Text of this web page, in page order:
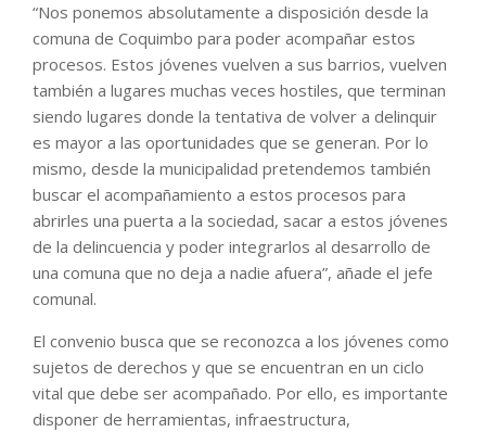
“Nos ponemos absolutamente a disposición desde la
comuna de Coquimbo para poder acompañar estos
procesos. Estos jóvenes vuelven a sus barrios, vuelven
también a lugares muchas veces hostiles, que terminan
siendo lugares donde la tentativa de volver a delinquir
es mayor a las oportunidades que se generan. Por lo
mismo, desde la municipalidad pretendemos también
buscar el acompañamiento a estos procesos para
abrirles una puerta a la sociedad, sacar a estos jóvenes
de la delincuencia y poder integrarlos al desarrollo de
una comuna que no deja a nadie afuera”, añade el jefe
comunal.
El convenio busca que se reconozca a los jóvenes como
sujetos de derechos y que se encuentran en un ciclo
vital que debe ser acompañado. Por ello, es importante
disponer de herramientas, infraestructura,